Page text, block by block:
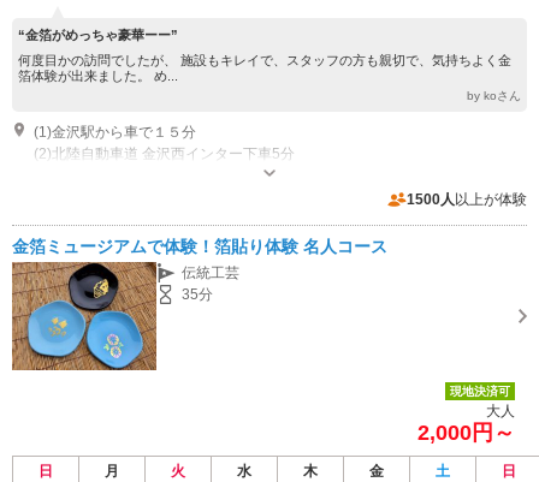
“金箔がめっちゃ豪華ーー”
何度目かの訪問でしたが、 施設もキレイで、スタッフの方も親切で、気持ちよく金
箔体験が出来ました。 め...
by koさん
(1)金沢駅から車で１５分
(2)北陸自動車道 金沢西インター下車5分
営業：9:00～18:00 定休日：年中無休（1月1日は休館）
1500人 以上が体験
金箔ミュージアムで体験！箔貼り体験 名人コース
伝統工芸
35分
現地決済可
大人
2,000円～
日 月 火 水 木 金 土
日